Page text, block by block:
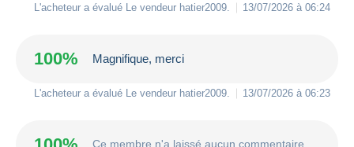
L'acheteur a évalué Le vendeur hatier2009 13/07/2026 à 06:24
100% Magnifique, merci
L'acheteur a évalué Le vendeur hatier2009 13/07/2026 à 06:23
Ce membre n'a laissé aucun commentaire.